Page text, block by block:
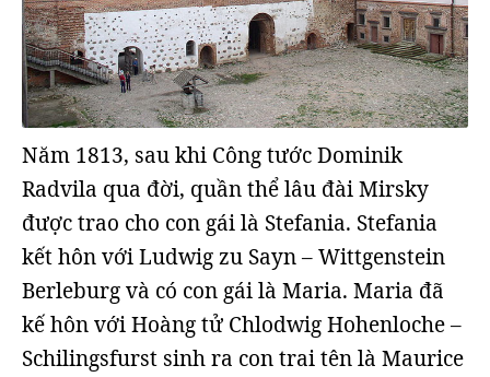
Năm 1813, sau khi Công tước Dominik
Radvila qua đời, quần thể lâu đài Mirsky
được trao cho con gái là Stefania. Stefania
kết hôn với Ludwig zu Sayn – Wittgenstein
Berleburg và có con gái là Maria. Maria đã
kế hôn với Hoàng tử Chlodwig Hohenloche –
Schilingsfurst sinh ra con trai tên là Maurice